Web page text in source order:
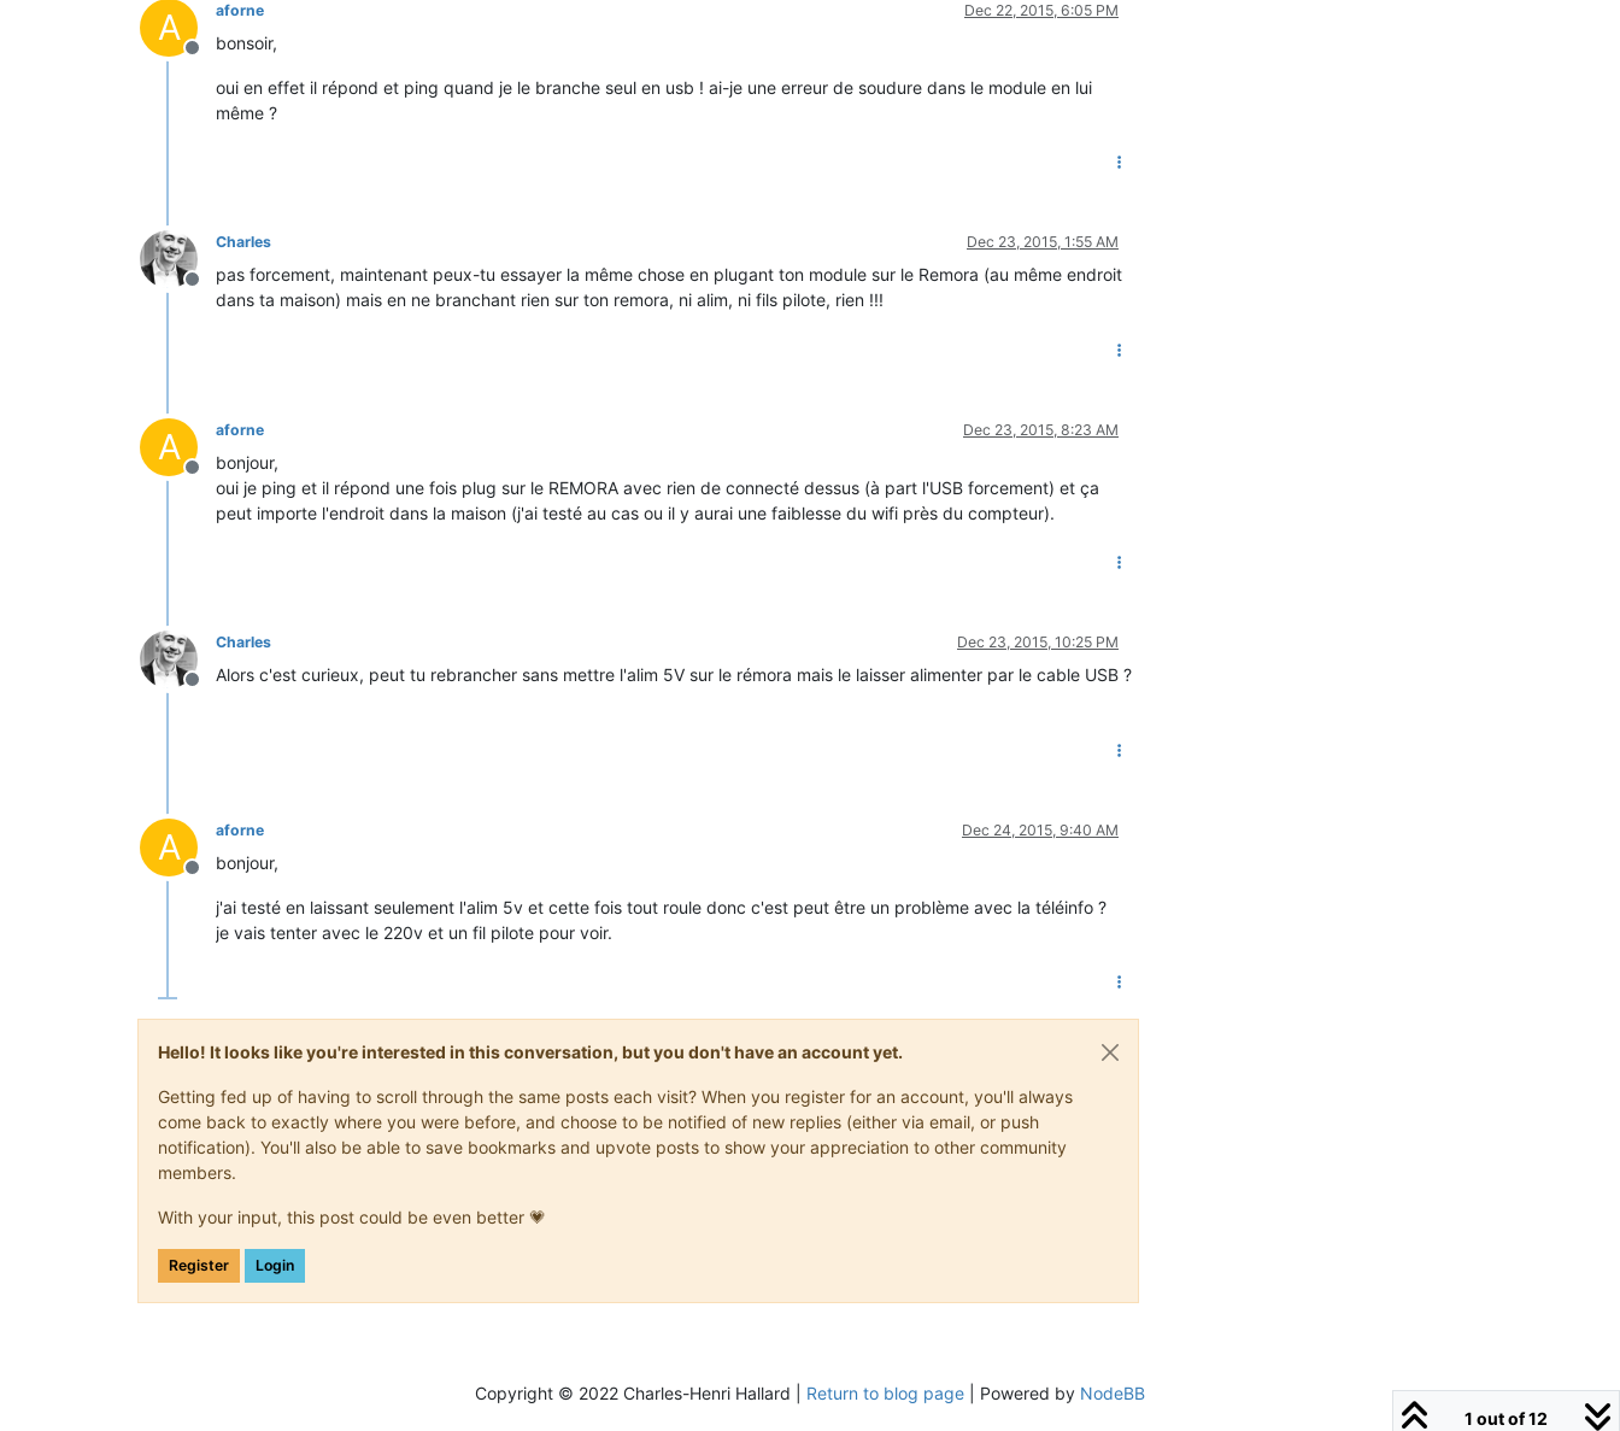
A
Offline
aforne Dec 22, 2015, 6:05 PM
bonsoir,
oui en effet il répond et ping quand je le branche seul en usb ! ai-je une erreur de soudure dans le module en lui
même ?
Offline
Charles Dec 23, 2015, 1:55 AM
pas forcement, maintenant peux-tu essayer la même chose en plugant ton module sur le Remora (au même endroit
dans ta maison) mais en ne branchant rien sur ton remora, ni alim, ni fils pilote, rien !!!
A
Offline
aforne Dec 23, 2015, 8:23 AM
bonjour,
oui je ping et il répond une fois plug sur le REMORA avec rien de connecté dessus (à part l'USB forcement) et ça
peut importe l'endroit dans la maison (j'ai testé au cas ou il y aurai une faiblesse du wifi près du compteur).
Offline
Charles Dec 23, 2015, 10:25 PM
Alors c'est curieux, peut tu rebrancher sans mettre l'alim 5V sur le rémora mais le laisser alimenter par le cable USB ?
A
Offline
aforne Dec 24, 2015, 9:40 AM
bonjour,
j'ai testé en laissant seulement l'alim 5v et cette fois tout roule donc c'est peut être un problème avec la téléinfo ?
je vais tenter avec le 220v et un fil pilote pour voir.
Hello! It looks like you're interested in this conversation, but you don't have an account yet.
Getting fed up of having to scroll through the same posts each visit? When you register for an account, you'll always
come back to exactly where you were before, and choose to be notified of new replies (either via email, or push
notification). You'll also be able to save bookmarks and upvote posts to show your appreciation to other community
members.
With your input, this post could be even better 💗
Register Login
1 out of 12
Copyright © 2022 Charles-Henri Hallard | Return to blog page | Powered by NodeBB